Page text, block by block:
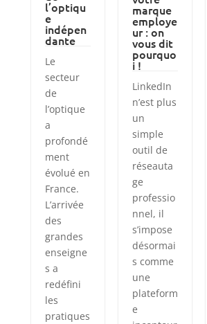
l’optiqu
e
indépen
dante
Le
secteur
de
l’optique
a
profondé
ment
évolué en
France.
L’arrivée
des
grandes
enseigne
s a
redéfini
les
pratiques
marque
employe
ur : on
vous dit
pourquo
i !
LinkedIn
n’est plus
un
simple
outil de
réseauta
ge
professio
nnel, il
s’impose
désormai
s comme
une
plateform
e